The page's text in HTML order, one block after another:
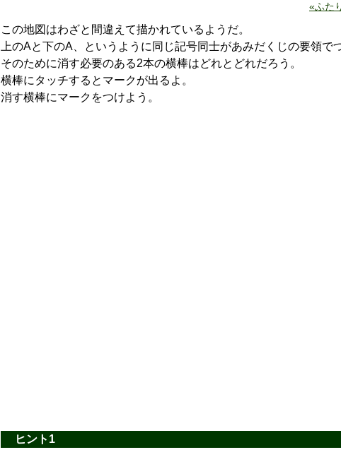
ふた
この地図はわざと間違えて描かれているようだ。
上のAと下のA、というように同じ記号同士があみだくじの要領で
そのために消す必要のある2本の横棒はどれとどれだろう。
横棒にタッチするとマークが出るよ。
消す横棒にマークをつけよう。
ヒント1